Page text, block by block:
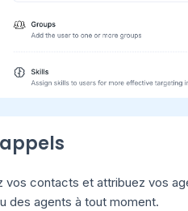
contacts et attribuez vos
des agents à tout moment.